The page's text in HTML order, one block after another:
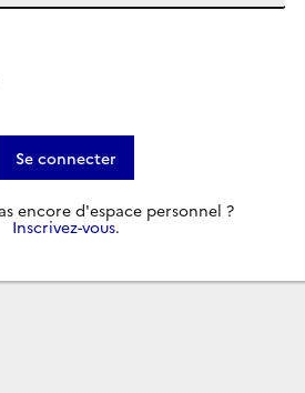
Se connecter
encore d'espace personnel ?
Inscrivez-vous.